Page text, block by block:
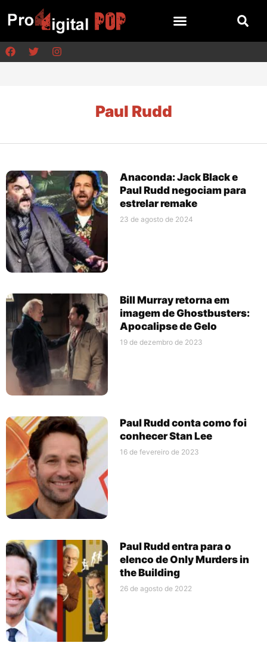
Paul Rudd
Anaconda: Jack Black e
Paul Rudd negociam para
estrelar remake
23 de agosto de 2024
Bill Murray retorna em
imagem de Ghostbusters:
Apocalipse de Gelo
19 de dezembro de 2023
Paul Rudd conta como foi
conhecer Stan Lee
16 de fevereiro de 2023
Paul Rudd entra para o
elenco de Only Murders in
the Building
26 de agosto de 2022